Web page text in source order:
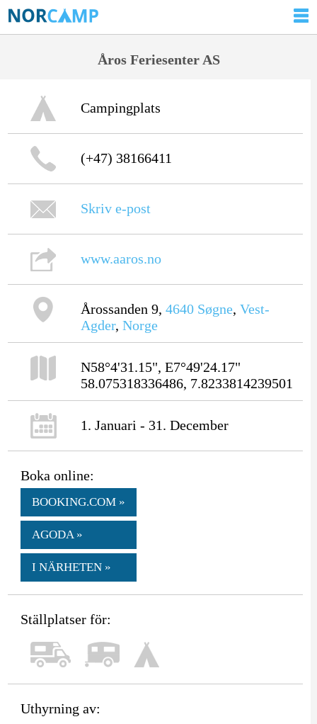
Åros Feriesenter AS
Campingplats
(+47) 38166411
Skriv e-post
www.aaros.no
Årossanden 9, 4640 Søgne, Vest-
Agder, Norge
N58°4'31.15", E7°49'24.17"
58.075318336486, 7.8233814239501
1. Januari - 31. December
Boka online:
BOOKING.COM »
AGODA »
I NÄRHETEN »
Ställplatser för:
Uthyrning av: